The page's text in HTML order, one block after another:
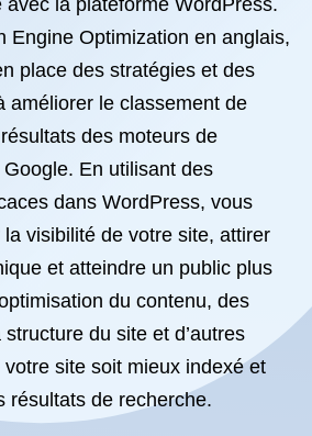
la plateforme WordPress.
Engine Optimization en anglais,
place des stratégies et des
améliorer le classement de
des moteurs de
En utilisant des
dans WordPress, vous
visibilité de votre site, attirer
et atteindre un public plus
du contenu, des
du site et d’autres
site soit mieux indexé et
résultats de recherche.